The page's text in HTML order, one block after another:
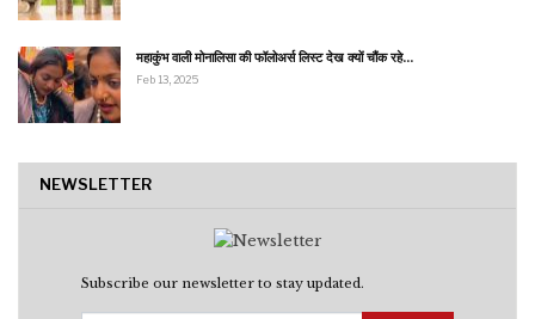
महाकुंभ वाली मोनालिसा की फॉलोअर्स लिस्ट देख क्यों चौंक रहे…
Feb 13, 2025
NEWSLETTER
Subscribe our newsletter to stay updated.